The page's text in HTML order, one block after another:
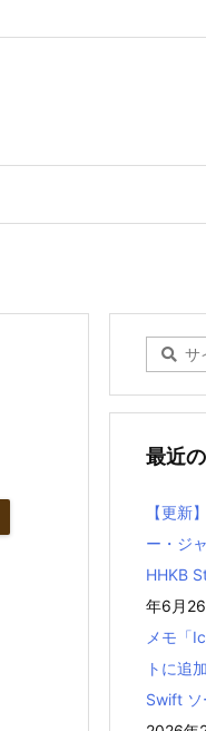
最近
【更新
ー・ジ
HHKB
年6月
メモ「
トに追
Swift ソ